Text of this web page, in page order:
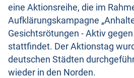
eine Aktionsreihe, die im
Aufklärungskampagne
Gesichtsrötungen - Aktiv gegen
stattfindet. Der Aktionstag
deutschen Städten
wieder in den Norden.